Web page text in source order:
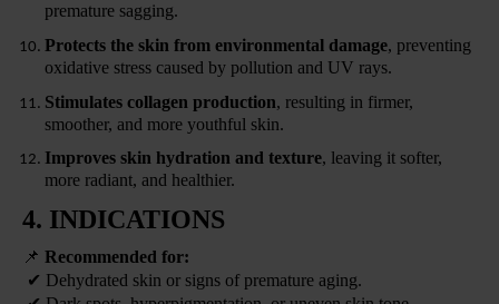
premature sagging.
Protects the skin from environmental damage, preventing
oxidative stress caused by pollution and UV rays.
Stimulates collagen production, resulting in firmer,
smoother, and more youthful skin.
Improves skin hydration and texture, leaving it softer,
more radiant, and healthier.
4. INDICATIONS
📌 Recommended for:
✔ Dehydrated skin or signs of premature aging.